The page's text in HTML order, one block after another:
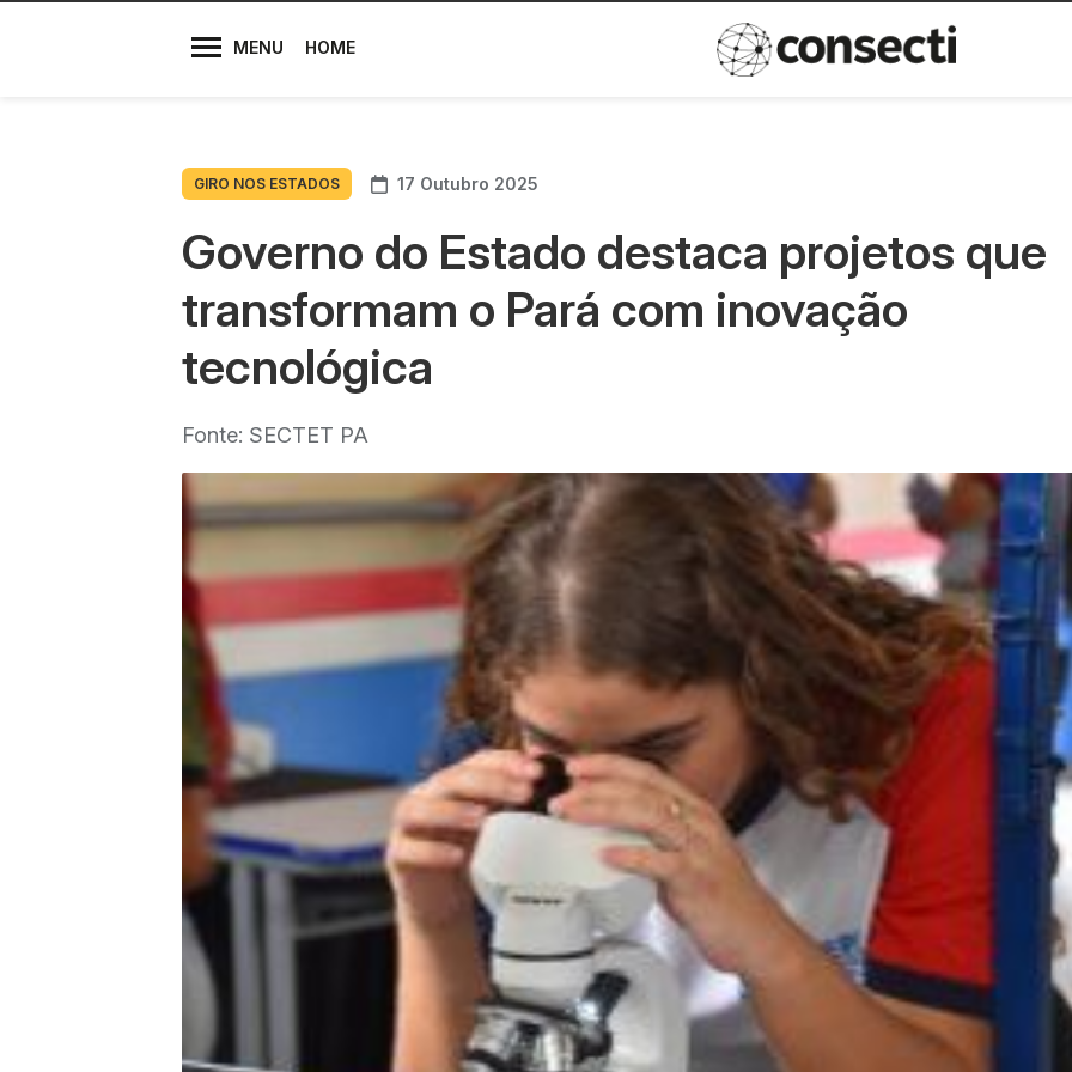
MENU HOME
Diretores
Política de
GIRO NOS ESTADOS 17 Outubro 2025
Governo do Estado destaca projetos que
transformam o Pará com inovação
tecnológica
Fonte: SECTET PA